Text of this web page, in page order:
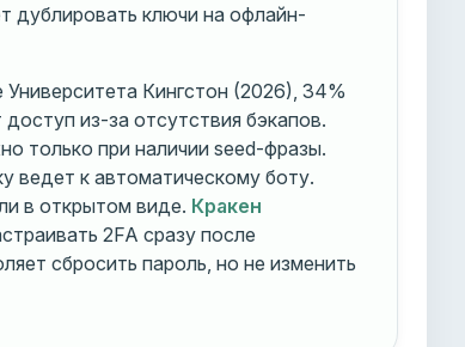
дублировать ключи на офлайн-
Кингстон (2026), 34%
из-за отсутствия бэкапов.
только при наличии seed-фразы.
ведет к автоматическому боту.
в открытом виде. Кракен
2FA сразу после
сбросить пароль, но не изменить